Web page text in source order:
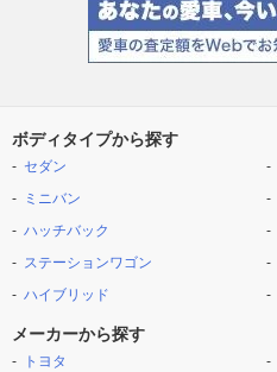
ボディタイプから探す
セダン
ミニバン
ハッチバック
ステーションワゴン
ハイブリッド
メーカーから探す
トヨタ